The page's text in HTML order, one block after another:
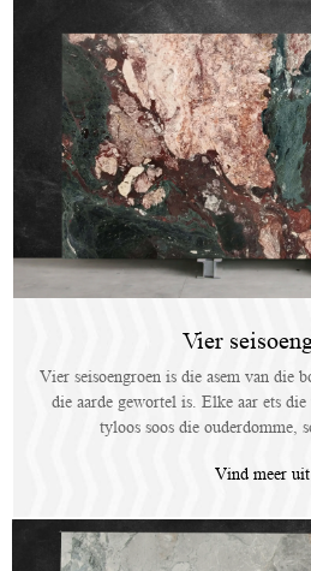
Vier
Vier seisoengroen is die asem van die
die aarde gewortel is. Elke aar ets
tyloos soos die ouderdomme,
Vind meer uit